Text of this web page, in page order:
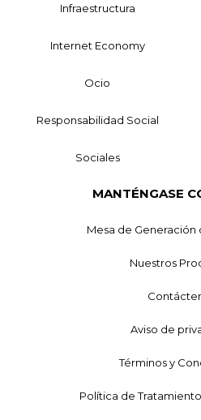
Infraestructura
Internet Economy
Ocio
Responsabilidad Social
Sociales
MANTÉNGASE
Mesa de
Nuestros
Aviso de
Términos y
Política de